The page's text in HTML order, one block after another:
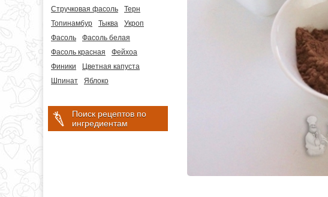
Стручковая фасоль
Терн
Топинамбур
Тыква
Укроп
Фасоль
Фасоль белая
Фасоль красная
Фейхоа
Финики
Цветная капуста
Шпинат
Яблоко
Поиск рецептов по
ингредиентам